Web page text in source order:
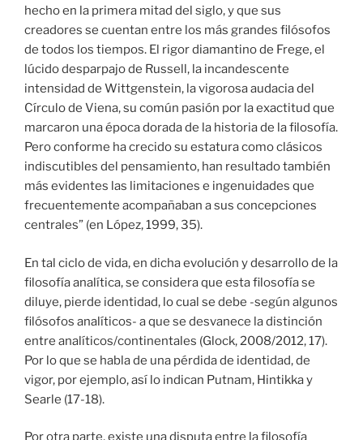
hecho en la primera mitad del siglo, y que sus
creadores se cuentan entre los más grandes filósofos
de todos los tiempos. El rigor diamantino de Frege, el
lúcido desparpajo de Russell, la incandescente
intensidad de Wittgenstein, la vigorosa audacia del
Círculo de Viena, su común pasión por la exactitud que
marcaron una época dorada de la historia de la filosofía.
Pero conforme ha crecido su estatura como clásicos
indiscutibles del pensamiento, han resultado también
más evidentes las limitaciones e ingenuidades que
frecuentemente acompañaban a sus concepciones
centrales” (en López, 1999, 35).
En tal ciclo de vida, en dicha evolución y desarrollo de la
filosofía analítica, se considera que esta filosofía se
diluye, pierde identidad, lo cual se debe -según algunos
filósofos analíticos- a que se desvanece la distinción
entre analíticos/continentales (Glock, 2008/2012, 17).
Por lo que se habla de una pérdida de identidad, de
vigor, por ejemplo, así lo indican Putnam, Hintikka y
Searle (17-18).
Por otra parte, existe una disputa entre la filosofía